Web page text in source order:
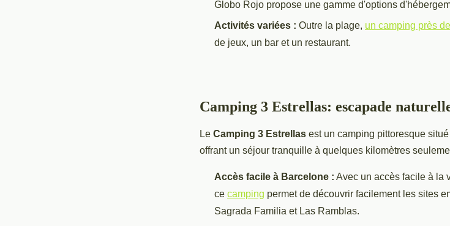
Globo Rojo propose une gamme d'options
Activités variées : Outre la plage, un camping près
de jeux, un bar et un restaurant.
Camping 3 Estrellas: escapade
Le Camping 3 Estrellas est un camping pittoresque
offrant un séjour tranquille à quelques kilomètres
Accès facile à Barcelone : Avec un accès facile à la
ce camping permet de découvrir facilement les sites
Sagrada Familia et Las Ramblas.